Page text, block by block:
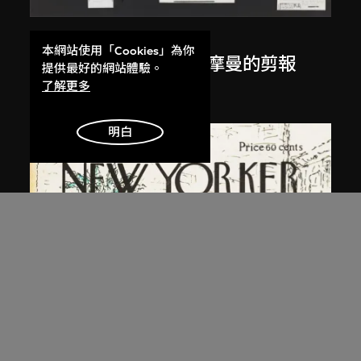
白南準、夏洛特．摩曼
有關白南準與夏洛特・摩曼的剪報
1967
本網站使用「Cookies」為你
提供最好的網站體驗。
了解更多
明白